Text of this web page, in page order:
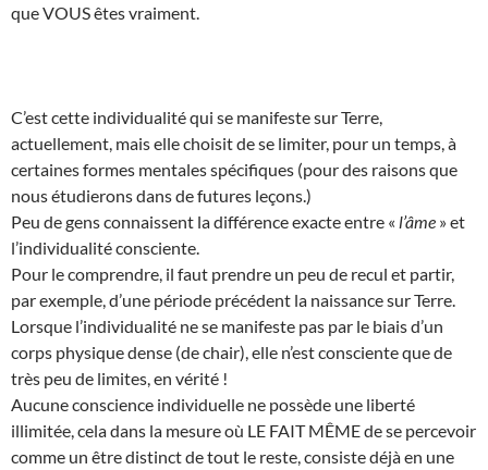
que VOUS êtes vraiment.
C’est cette individualité qui se manifeste sur Terre,
actuellement, mais elle choisit de se limiter, pour un temps, à
certaines formes mentales spécifiques (pour des raisons que
nous étudierons dans de futures leçons.)
Peu de gens connaissent la différence exacte entre « l’âme » et
l’individualité consciente.
Pour le comprendre, il faut prendre un peu de recul et partir,
par exemple, d’une période précédent la naissance sur Terre.
Lorsque l’individualité ne se manifeste pas par le biais d’un
corps physique dense (de chair), elle n’est consciente que de
très peu de limites, en vérité !
Aucune conscience individuelle ne possède une liberté
illimitée, cela dans la mesure où LE FAIT MÊME de se percevoir
comme un être distinct de tout le reste, consiste déjà en une